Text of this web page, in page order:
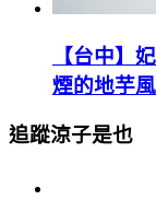
【台中】
煙的地芋
追蹤涼子是也